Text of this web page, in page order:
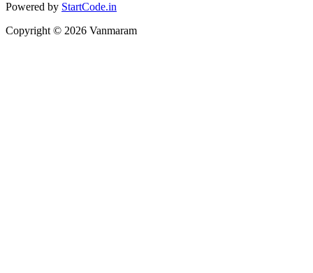
Powered by StartCode.in
Copyright © 2026 Vanmaram